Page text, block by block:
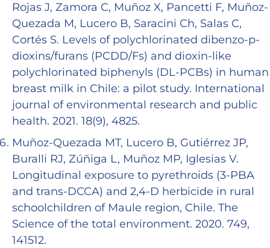
Rojas J, Zamora C, Muñoz X, Pancetti F, Muñoz-
Quezada M, Lucero B, Saracini Ch, Salas C,
Cortés S. Levels of polychlorinated dibenzo-p-
dioxins/furans (PCDD/Fs) and dioxin-like
polychlorinated biphenyls (DL-PCBs) in human
breast milk in Chile: a pilot study. International
journal of environmental research and public
health. 2021. 18(9), 4825.
Muñoz-Quezada MT, Lucero B, Gutiérrez JP,
Buralli RJ, Zúñiga L, Muñoz MP, Iglesias V.
Longitudinal exposure to pyrethroids (3-PBA
and trans-DCCA) and 2,4-D herbicide in rural
schoolchildren of Maule region, Chile. The
Science of the total environment. 2020. 749,
141512.